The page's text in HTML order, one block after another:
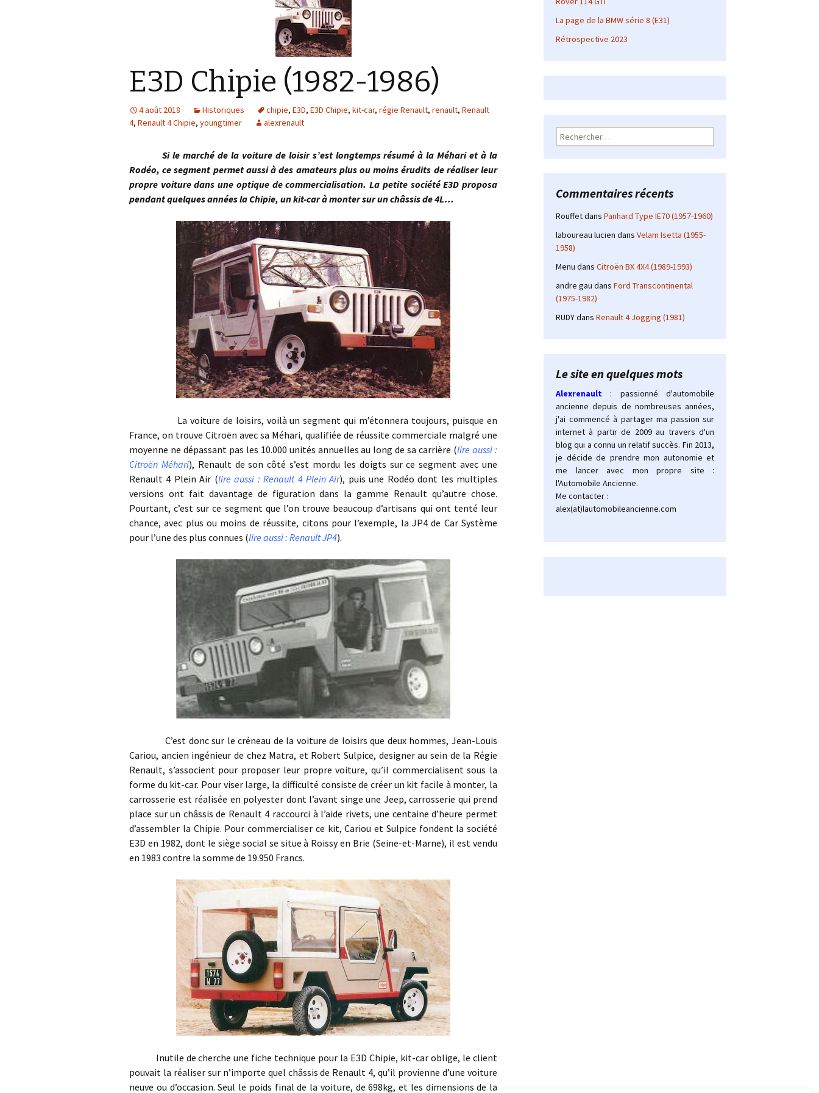
E3D Chipie (1982-1986)
4 août 2018 Historiques chipie, E3D, E3D Chipie, kit-car, régie Renault, renault, Renault
4, Renault 4 Chipie, youngtimer alexrenault
Si le marché de la voiture de loisir s’est longtemps résumé à la Méhari et à la
Rodéo, ce segment permet aussi à des amateurs plus ou moins érudits de réaliser leur
propre voiture dans une optique de commercialisation. La petite société E3D proposa
pendant quelques années la Chipie, un kit-car à monter sur un châssis de 4L…
La voiture de loisirs, voilà un segment qui m’étonnera toujours, puisque en
France, on trouve Citroën avec sa Méhari, qualifiée de réussite commerciale malgré une
moyenne ne dépassant pas les 10.000 unités annuelles au long de sa carrière (lire aussi :
Citroën Méhari), Renault de son côté s’est mordu les doigts sur ce segment avec une
Renault 4 Plein Air (lire aussi : Renault 4 Plein Air), puis une Rodéo dont les multiples
versions ont fait davantage de figuration dans la gamme Renault qu’autre chose.
Pourtant, c’est sur ce segment que l’on trouve beaucoup d’artisans qui ont tenté leur
chance, avec plus ou moins de réussite, citons pour l’exemple, la JP4 de Car Système
pour l’une des plus connues (lire aussi : Renault JP4).
C’est donc sur le créneau de la voiture de loisirs que deux hommes, Jean-Louis
Cariou, ancien ingénieur de chez Matra, et Robert Sulpice, designer au sein de la Régie
Renault, s’associent pour proposer leur propre voiture, qu’il commercialisent sous la
forme du kit-car. Pour viser large, la difficulté consiste de créer un kit facile à monter, la
carrosserie est réalisée en polyester dont l’avant singe une Jeep, carrosserie qui prend
place sur un châssis de Renault 4 raccourci à l’aide rivets, une centaine d’heure permet
d’assembler la Chipie. Pour commercialiser ce kit, Cariou et Sulpice fondent la société
E3D en 1982, dont le siège social se situe à Roissy en Brie (Seine-et-Marne), il est vendu
en 1983 contre la somme de 19.950 Francs.
Inutile de cherche une fiche technique pour la E3D Chipie, kit-car oblige, le client
pouvait la réaliser sur n’importe quel châssis de Renault 4, qu’il provienne d’une voiture
neuve ou d’occasion. Seul le poids final de la voiture, de 698kg, et les dimensions de la
La page de la BMW série 8 (E31)
Rétrospective 2023
Rechercher :
Commentaires récents
Rouffetdans Panhard Type IE70 (1957-1960)
laboureau lucien dans Velam Isetta (1955-
1958)
Menu dans Citroën BX 4X4 (1989-1993)
andre gau dans Ford Transcontinental
(1975-1982)
RUDYdans Renault 4 Jogging (1981)
Le site en quelques mots
Alexrenault
: passionné d'automobile
ancienne depuis de nombreuses années,
j'ai commencé à partager ma passion sur
internet à partir de 2009 au travers d'un
blog qui a connu un relatif succès. Fin 2013,
je décide de prendre mon autonomie et
me lancer avec mon propre site :
l'Automobile Ancienne.
Me contacter :
alex(at)lautomobileancienne.com